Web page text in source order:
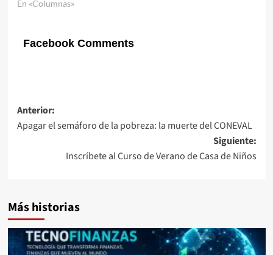
En «Columnas»
Facebook Comments
Navegación
de
entradas
Anterior:
Apagar el semáforo de la pobreza: la muerte del CONEVAL
Siguiente:
Inscríbete al Curso de Verano de Casa de Niños
Más historias